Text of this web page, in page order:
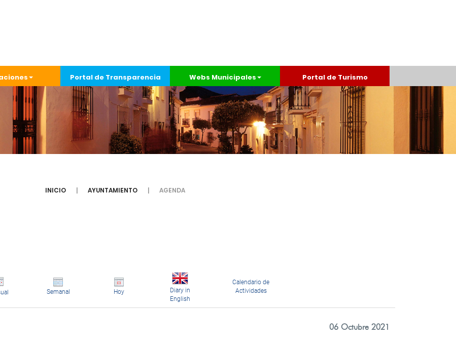
Portal de Transparencia Webs Municipales Portal de Turismo
INICIO AYUNTAMIENTO AGENDA
Semanal Hoy
Diary in
English
Calendario de
Actividades
06 Octubre 2021